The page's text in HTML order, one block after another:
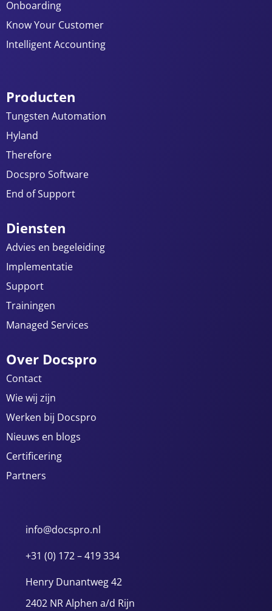
Onboarding
Know Your Customer
Intelligent Accounting
Producten
Tungsten Automation
Hyland
Therefore
Docspro Software
End of Support
Diensten
Advies en begeleiding
Implementatie
Support
Trainingen
Managed Services
Over Docspro
Contact
Wie wij zijn
Werken bij Docspro
Nieuws en blogs
Certificering
Partners
info@docspro.nl
+31 (0) 172 – 419 334
Henry Dunantweg 42
2402 NR Alphen a/d Rijn